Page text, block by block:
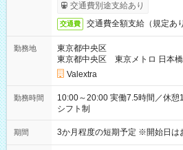
交通費別途支給あり
交通費 交通費全額支給（規定あり
勤務地
東京都中央区
東京都中央区 東京メトロ 日本橋
Valextra
勤務時間
10:00～20:00 実働7.5時間／休憩1.5時間 営業時間に合わせた
シフト制
期間 3か月程度の短期予定 ※開始日は